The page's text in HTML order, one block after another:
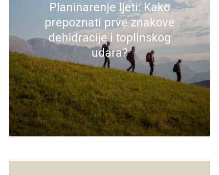
Planinarenje ljeti: Kako
prepoznati prve znakove
dehidracije i toplinskog
udara?